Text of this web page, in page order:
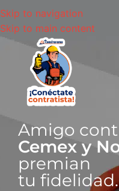
Skip to navigation
Skip to main content
Amigo
Cemex y
premian
tu fidelidad.